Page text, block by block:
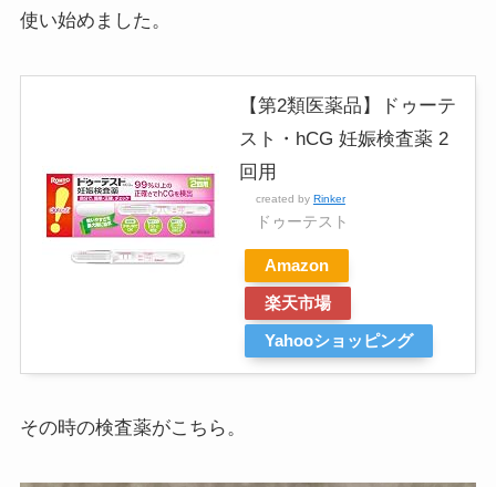
使い始めました。
【第2類医薬品】ドゥーテ
スト・hCG 妊娠検査薬 2
回用
created by Rinker
ドゥーテスト
Amazon
楽天市場
Yahooショッピング
その時の検査薬がこちら。